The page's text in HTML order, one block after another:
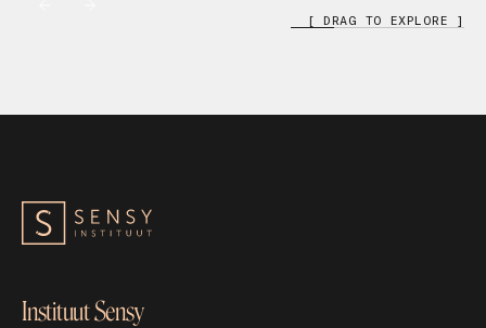
[ DRAG TO EXPLORE ]
Instituut Sensy